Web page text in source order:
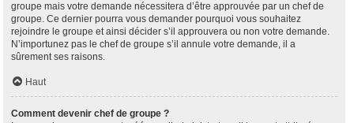
groupe mais votre demande nécessitera d’être approuvée par un chef de
groupe. Ce dernier pourra vous demander pourquoi vous souhaitez
rejoindre le groupe et ainsi décider s’il approuvera ou non votre demande.
N’importunez pas le chef de groupe s’il annule votre demande, il a
sûrement ses raisons.
Haut
Comment devenir chef de groupe ?